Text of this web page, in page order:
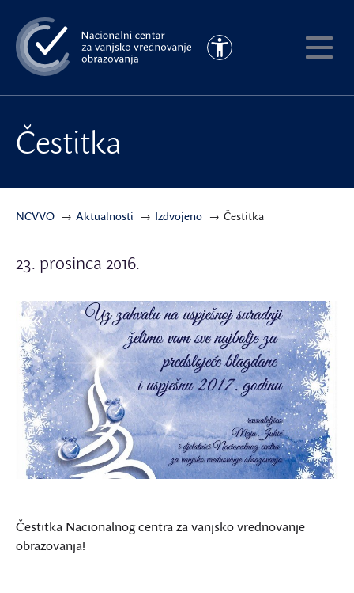
na
glavni
sadržaj
Pristupačnost
Čestitka
NCVVO Aktualnosti Izdvojeno Čestitka
23. prosinca 2016.
Čestitka Nacionalnog centra za vanjsko vrednovanje
obrazovanja!